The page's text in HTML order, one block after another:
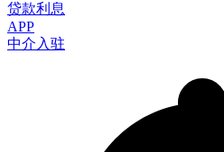
贷款利息
APP
中介入驻